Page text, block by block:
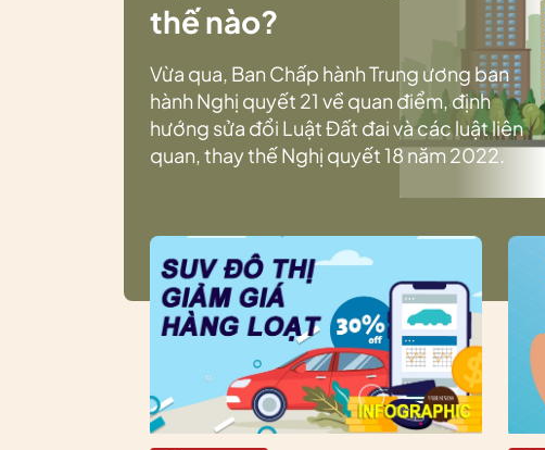
thế nào?
Vừa qua, Ban Chấp hành Trung ương ban
hành Nghị quyết 21 về quan điểm, định
hướng sửa đổi Luật Đất đai và các luật liên
quan, thay thế Nghị quyết 18 năm 2022.